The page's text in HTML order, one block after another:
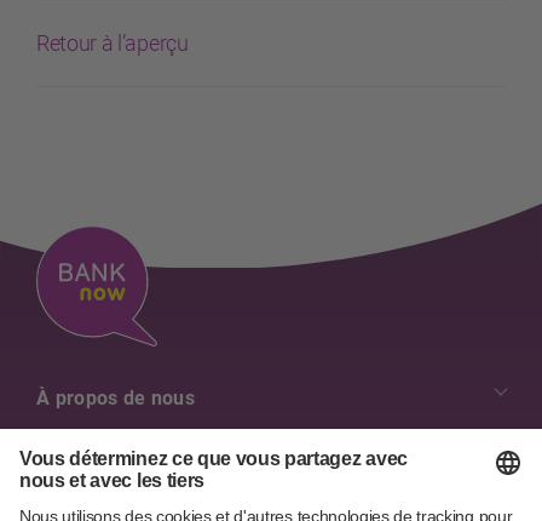
Retour à l’aperçu
À propos de nous
Nos valeurs
Aperçu des contacts